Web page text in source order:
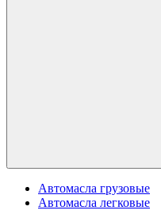
Автомасла грузовые
Автомасла легковые